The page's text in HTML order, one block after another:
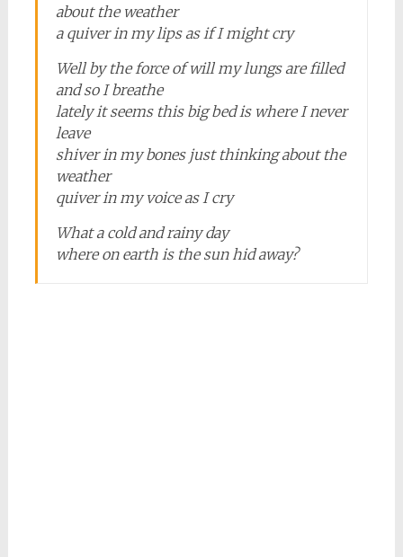
about the weather
a quiver in my lips as if I might cry
Well by the force of will my lungs are filled
and so I breathe
lately it seems this big bed is where I never
leave
shiver in my bones just thinking about the
weather
quiver in my voice as I cry
What a cold and rainy day
where on earth is the sun hid away?